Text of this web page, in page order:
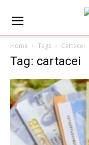
Home Tags Cartacei
Tag: cartacei